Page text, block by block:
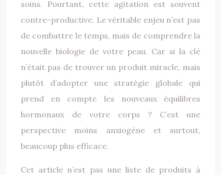
soins. Pourtant, cette agitation est souvent
contre-productive. Le véritable enjeu n’est pas
de combattre le temps, mais de comprendre la
nouvelle biologie de votre peau. Car si la clé
n’était pas de trouver un produit miracle, mais
plutôt d’adopter une stratégie globale qui
prend en compte les nouveaux équilibres
hormonaux de votre corps ? C’est une
perspective moins anxiogène et surtout,
beaucoup plus efficace.
Cet article n’est pas une liste de produits à